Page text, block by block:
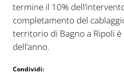
termine il 10%
completamento del
territorio di Bagno a Ripoli
dell’anno.
Condividi: